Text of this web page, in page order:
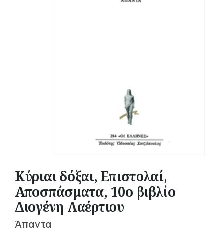
Κύριαι δόξαι, Επιστολαί,
Αποσπάσματα, 10ο βιβλίο
Διογένη Λαέρτιου
Άπαντα